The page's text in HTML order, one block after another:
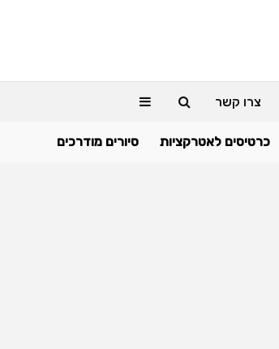
צרו קשר
כרטיסים לאטרקציות סיורים מודרכים